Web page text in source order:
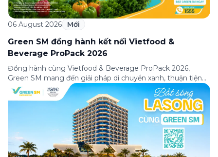
06 August 2026 Mới
Green SM đồng hành kết nối Vietfood &
Beverage ProPack 2026
Đồng hành cùng Vietfood & Beverage ProPack 2026,
Green SM mang đến giải pháp di chuyển xanh, thuận tiện
và chuyên nghiệp cho khách tham quan, doanh nghiệp
cùng các đối tác trong suốt thời gian diễn ra triển lãm. Sự
hợp tác góp phần nâng cao trải nghiệm tham dự, kết nối